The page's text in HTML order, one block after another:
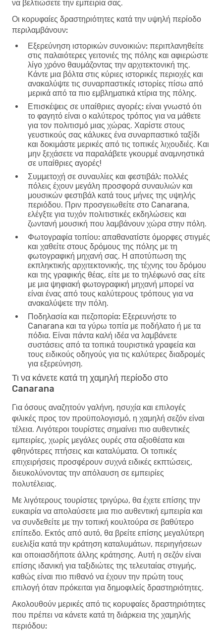
να βελτιώσετε την εμπειρία σας.
Οι κορυφαίες δραστηριότητες κατά την υψηλή περίοδο
περιλαμβάνουν:
Εξερεύνηση ιστορικών συνοικιών: περιπλανηθείτε
στις παλαιότερες γειτονιές της πόλης και αφιερώστε
λίγο χρόνο θαυμάζοντας την αρχιτεκτονική της.
Κάντε μια βόλτα στις κύριες ιστορικές περιοχές και
ανακαλύψτε τις συναρπαστικές ιστορίες πίσω από
μερικά από τα πιο εμβληματικά κτίρια της πόλης.
Επισκέψεις σε υπαίθριες αγορές: είναι γνωστό ότι
το φαγητό είναι ο καλύτερος τρόπος για να μάθετε
για τον πολιτισμό μιας χώρας. Χαρίστε στους
γευστικούς σας κάλυκες ένα συναρπαστικό ταξίδι
και δοκιμάστε μερικές από τις τοπικές λιχουδιές. Και
μην ξεχάσετε να παραλάβετε γκουρμέ αναμνηστικά
σε υπαίθριες αγορές!
Συμμετοχή σε συναυλίες και φεστιβάλ: πολλές
πόλεις έχουν μεγάλη προσφορά συναυλιών και
μουσικών φεστιβάλ κατά τους μήνες της υψηλής
περιόδου. Πριν προσγειωθείτε στο Canarana,
ελέγξτε για τυχόν πολιτιστικές εκδηλώσεις και
ζωντανή μουσική που λαμβάνουν χώρα στην πόλη.
Φωτογραφία τοπίου: απαθανατίστε όμορφες στιγμές
και χαθείτε στους δρόμους της πόλης με τη
φωτογραφική μηχανή σας. Η αποτύπωση της
εκπληκτικής αρχιτεκτονικής, της τέχνης του δρόμου
και της γραφικής θέας, είτε με το τηλέφωνό σας είτε
με μια ψηφιακή φωτογραφική μηχανή μπορεί να
είναι ένας από τους καλύτερους τρόπους για να
ανακαλύψετε την πόλη.
Ποδηλασία και πεζοπορία: Εξερευνήστε το
Canarana και τα γύρω τοπία με ποδήλατο ή με τα
πόδια. Είναι πάντα καλή ιδέα να λαμβάνετε
συστάσεις από τα τοπικά τουριστικά γραφεία και
τους ειδικούς οδηγούς για τις καλύτερες διαδρομές
για εξερεύνηση.
Τι να κάνετε κατά τη χαμηλή περίοδο στο
Canarana
Για όσους αναζητούν γαλήνη, ησυχία και επιλογές
φιλικές προς τον προϋπολογισμό, η χαμηλή σεζόν είναι
τέλεια. Λιγότεροι τουρίστες σημαίνει πιο αυθεντικές
εμπειρίες, χωρίς μεγάλες ουρές στα αξιοθέατα και
φθηνότερες πτήσεις και καταλύματα. Οι τοπικές
επιχειρήσεις προσφέρουν συχνά ειδικές εκπτώσεις,
διευκολύνοντας την απόλαυση σε εμπειρίες
πολυτέλειας.
Με λιγότερους τουρίστες τριγύρω, θα έχετε επίσης την
ευκαιρία να απολαύσετε μια πιο αυθεντική εμπειρία και
να συνδεθείτε με την τοπική κουλτούρα σε βαθύτερο
επίπεδο. Εκτός από αυτό, θα βρείτε επίσης μεγαλύτερη
ευελιξία κατά την κράτηση καταλυμάτων, περιηγήσεων
και οποιασδήποτε άλλης κράτησης. Αυτή η σεζόν είναι
επίσης ιδανική για ταξιδιώτες της τελευταίας στιγμής,
καθώς είναι πιο πιθανό να έχουν την πρώτη τους
επιλογή όταν πρόκειται για δημοφιλείς δραστηριότητες.
Ακολουθούν μερικές από τις κορυφαίες δραστηριότητες
που πρέπει να κάνετε κατά τη διάρκεια της χαμηλής
περιόδου: